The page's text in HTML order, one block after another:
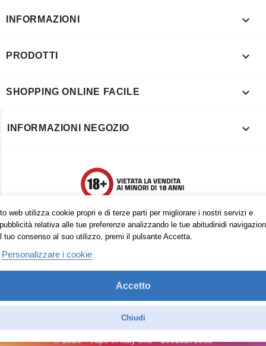
web utilizza cookie propri e di terze parti per migliorare i nostri servizi e
relativa alle tue preferenze analizzando le tue abitudinidi
tuo consenso al suo utilizzo, premi il pulsante Accetta.
Personalizzare i cookie
Accetto
Chiudi
INFORMAZIONI 
PRODOTTI 
SHOPPING ONLINE FACILE 
INFORMAZIONI NEGOZIO 
Trovaci anche su:
© 2026 - Vape in Italy srls - 10613270965